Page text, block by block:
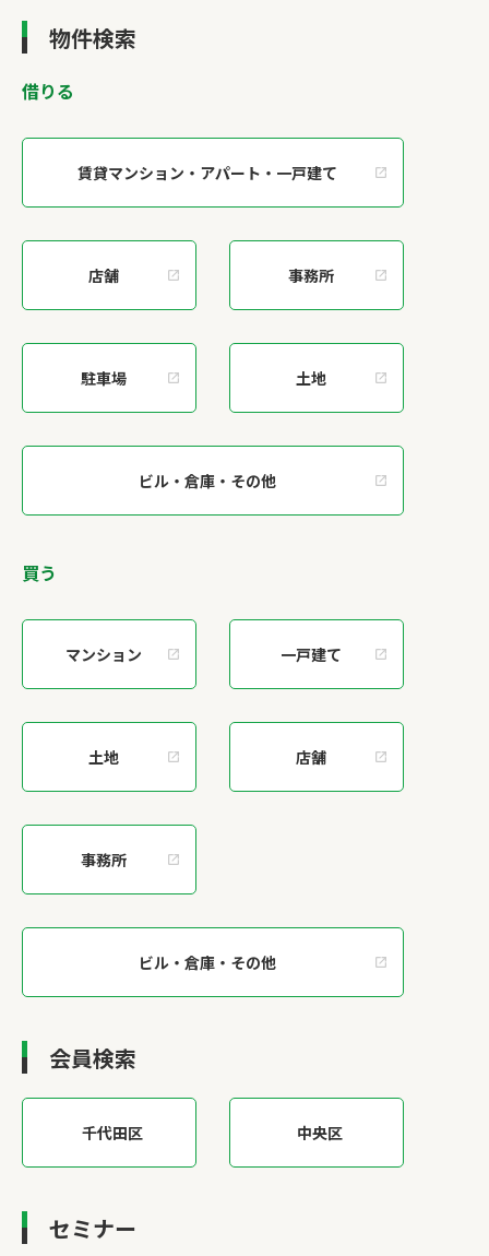
物件検索
借りる
賃貸マンション・アパート・一戸建て
店舗 事務所
駐車場 土地
ビル・倉庫・その他
買う
マンション 一戸建て
土地 店舗
事務所
ビル・倉庫・その他
会員検索
千代田区 中央区
セミナー